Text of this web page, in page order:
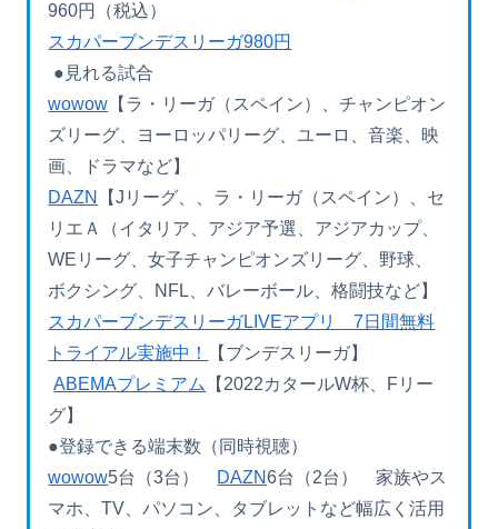
960円（税込）
スカパーブンデスリーガ980円
●見れる試合
wowow 【ラ・リーガ（スペイン）、チャンピオン
ズリーグ、ヨーロッパリーグ、ユーロ、音楽、映
画、ドラマなど】
DAZN
【Jリーグ、、ラ・リーガ（スペイン）、セ
リエＡ（イタリア、アジア予選、アジアカップ、
WEリーグ、女子チャンピオンズリーグ、野球、
ボクシング、NFL、バレーボール、格闘技など】
スカパーブンデスリーガLIVEアプリ 7日間無料
トライアル実施中！
【ブンデスリーガ】
ABEMAプレミアム
【2022カタールW杯、Fリー
グ】
●登録できる端末数（同時視聴）
wowow5台（3台） DAZN6台（2台） 家族やス
マホ、TV、パソコン、タブレットなど幅広く活用